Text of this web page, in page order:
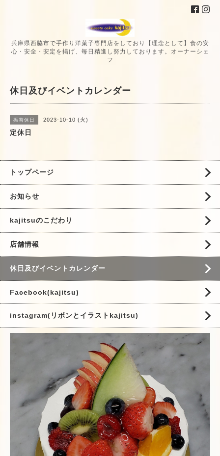
兵庫県西脇市で手作り洋菓子専門店をしており【理念として】食の安
心・安全・安定を掲げ、毎日精進し努力しております。オーナーシェ
フ
休日及びイベントカレンダー
振替休日 2023-10-10 (火)
定休日
トップページ
お知らせ
kajitsuのこだわり
店舗情報
休日及びイベントカレンダー
Facebook(kajitsu)
instagram(リボンとイラストkajitsu)